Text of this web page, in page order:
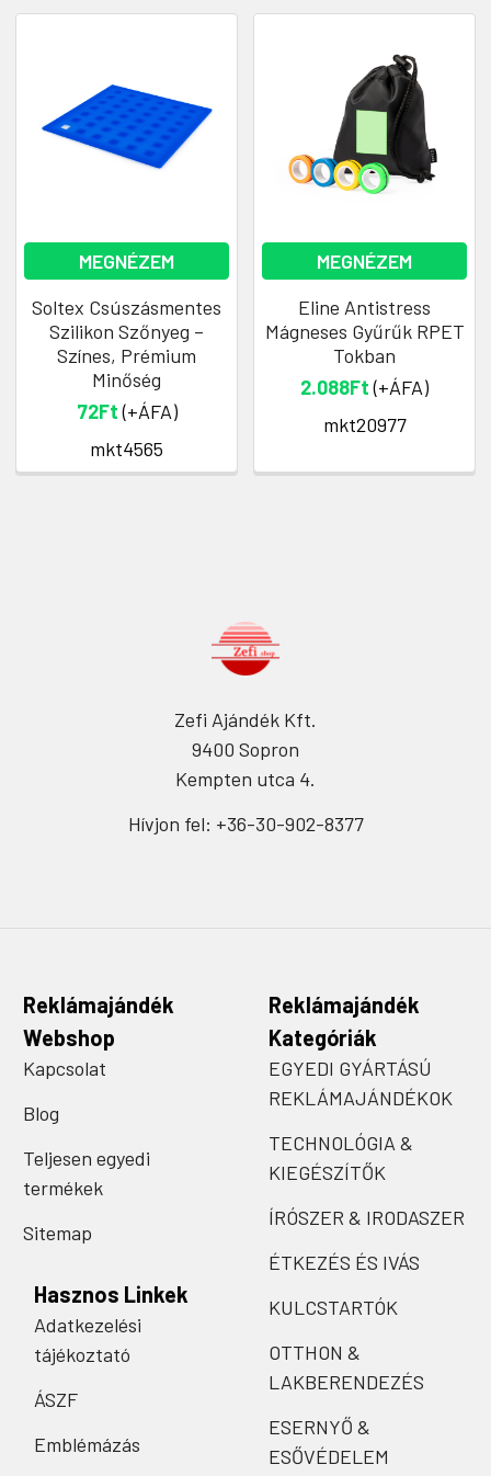
MEGNÉZEM
Soltex Csúszásmentes
Szilikon Szőnyeg –
Színes, Prémium
Minőség
72Ft(+ÁFA)
mkt4565
MEGNÉZEM
Eline Antistress
Mágneses Gyűrűk RPET
Tokban
2.088Ft(+ÁFA)
mkt20977
Zefi Ajándék Kft.
9400 Sopron
Kempten utca 4.
Hívjon fel: +36-30-902-8377
Reklámajándék
Webshop
Kapcsolat
Blog
Teljesen egyedi
termékek
Sitemap
Hasznos Linkek
Adatkezelési
tájékoztató
ÁSZF
Emblémázás
Reklámajándék
Kategóriák
EGYEDI GYÁRTÁSÚ
REKLÁMAJÁNDÉKOK
TECHNOLÓGIA &
KIEGÉSZÍTŐK
ÍRÓSZER & IRODASZER
ÉTKEZÉS ÉS IVÁS
KULCSTARTÓK
OTTHON &
LAKBERENDEZÉS
ESERNYŐ &
ESŐVÉDELEM